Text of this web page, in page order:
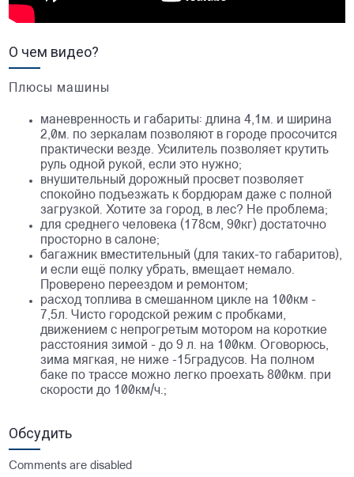
О чем видео?
Плюсы машины
маневренность и габариты: длина 4,1м. и ширина
2,0м. по зеркалам позволяют в городе просочится
практически везде. Усилитель позволяет крутить
руль одной рукой, если это нужно;
внушительный дорожный просвет позволяет
спокойно подъезжать к бордюрам даже с полной
загрузкой. Хотите за город, в лес? Не проблема;
для среднего человека (178см, 90кг) достаточно
просторно в салоне;
багажник вместительный (для таких-то габаритов),
и если ещё полку убрать, вмещает немало.
Проверено переездом и ремонтом;
расход топлива в смешанном цикле на 100км -
7,5л. Чисто городской режим с пробками,
движением с непрогретым мотором на короткие
расстояния зимой - до 9 л. на 100км. Оговорюсь,
зима мягкая, не ниже -15градусов. На полном
баке по трассе можно легко проехать 800км. при
скорости до 100км/ч.;
Обсудить
Comments are disabled